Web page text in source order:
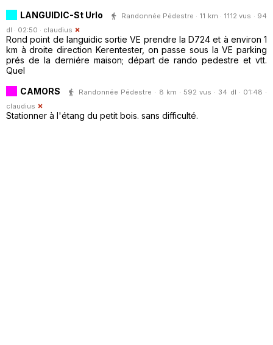
LANGUIDIC-St Urlo
Randonnée Pédestre · 11 km · 1112 vus · 94
dl · 02:50 · claudius
Rond point de languidic sortie VE prendre la D724 et à environ 1
km à droite direction Kerentester, on passe sous la VE parking
prés de la derniére maison; départ de rando pedestre et vtt.
Quel
CAMORS
Randonnée Pédestre · 8 km · 592 vus · 34 dl · 01:48 ·
claudius
Stationner à l'étang du petit bois. sans difficulté.